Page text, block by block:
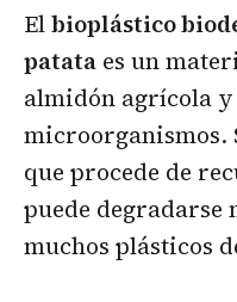
Elbioplástico
patata es un
almidón agrícola
microorganismos.
que procede de
puede degradarse
muchos plásticos